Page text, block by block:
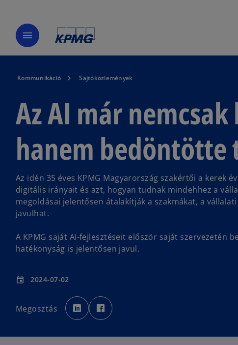
menu
Kommunikáció Sajtóközlemények
Az AI már
hanem bedöntötte
Az idén 35 éves KPMG Magyarország szakértői a kerek
digitális irányait és azt, hogyan tudnak mindehhez a
megoldásai jelentősen átalakítják a szakmákat, a
javulhat.
A KPMG saját AI-fejlesztéseit először saját szervezetén
hatékonyság is jelentősen javul.
event 2024-07-02
Megosztás
o
p
e
n
p
e